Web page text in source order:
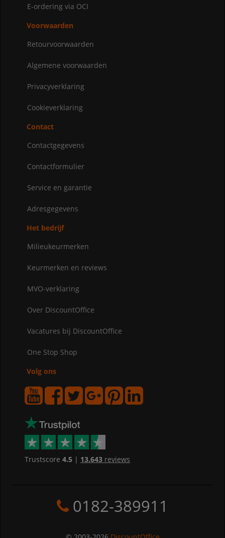
E-ordering via OCI
Voorwaarden
Retourvoorwaarden
Algemene voorwaarden
Privacyverklaring
Cookieverklaring
Contact
Contactgegevens
Contactformulier
Service en garantie
Adresgegevens
Het bedrijf
Milieukeurmerken
Keurmerken en reviews
MVO-verklaring
Over DiscountOffice
Vacatures bij DiscountOffice
One Stop Shop
Volg ons
Trustscore 4.5| 13.643reviews
0182-389911